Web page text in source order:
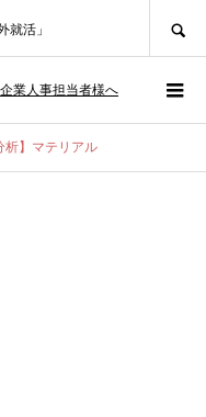
就活」
企業人事担当者様へ
析】マテリアル